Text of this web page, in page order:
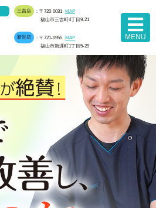
三吉店 ：〒720-0031
MAP
福山市三吉町4丁目9-21
新涯店 ：〒721-0955
MAP
福山市新涯町1丁目5-29
MENU